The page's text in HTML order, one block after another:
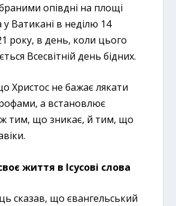
опівдні на площі
Ватикані в неділю 14
року, в день, коли цього
Всесвітній день бідних.
Христос не бажає лякати
а встановлює
тим, що зникає, й тим, що
життя в Ісусові слова
сказав, що євангельський